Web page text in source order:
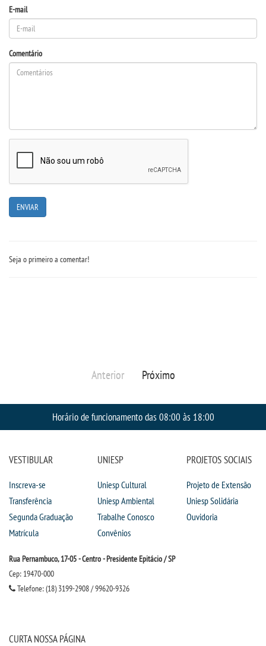
E-mail
Comentário
Seja o primeiro a comentar!
Anterior Próximo
Horário de funcionamento das 08:00 às 18:00
VESTIBULAR
Inscreva-se
Transferência
Segunda Graduação
Matrícula
UNIESP
Uniesp Cultural
Uniesp Ambiental
Trabalhe Conosco
Convênios
PROJETOS SOCIAIS
Projeto de Extensão
Uniesp Solidária
Ouvidoria
Rua Pernambuco, 17-05 - Centro - Presidente Epitácio / SP
Cep: 19470-000
Telefone: (18) 3199-2908 / 99620-9326
CURTA NOSSA PÁGINA